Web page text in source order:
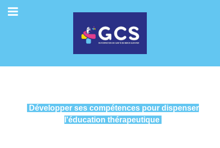
Développer ses compétences pour dispenser
l'éducation thérapeutique